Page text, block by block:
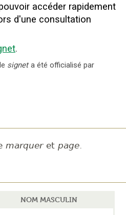
accéder rapidement
d'une consultation
.
signet a été officialisé par
marquer et page.
NOM MASCULIN